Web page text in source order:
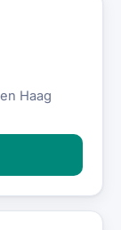
Haag